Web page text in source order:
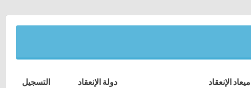
ميعاد الإنعقاد دولة الإنعقاد التسجيل